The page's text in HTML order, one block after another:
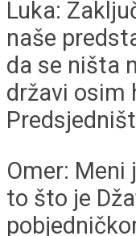
Luka:
naše
da se ništa
državi osim
Omer: Meni
to što je